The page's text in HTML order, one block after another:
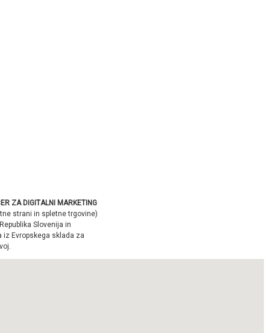
ZA DIGITALNI MARKETING
strani in spletne trgovine)
Slovenija in
iz Evropskega sklada za